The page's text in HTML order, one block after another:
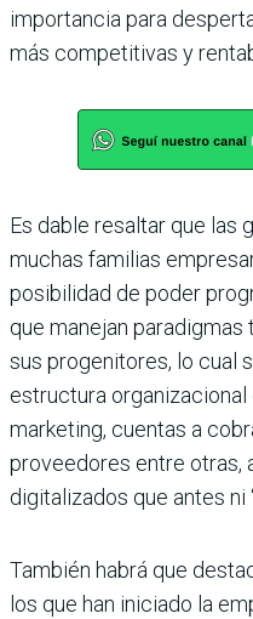
importancia para
más competitivas y
Es dable resaltar que las
muchas familias
posibilidad de poder
que manejan
sus progenitores, lo cual
estructura
marketing, cuentas a
proveedores entre otras,
digitalizados que antes ni
También habrá que
los que han iniciado la